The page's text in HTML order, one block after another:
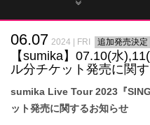
06.07 2024 | FRI 追加発売決定
【sumika】07.10(水
ル分チケット発売に関
sumika Live Tour 2023『
ット発売に関するお知らせ